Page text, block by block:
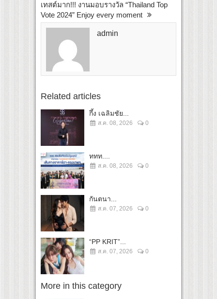
เทสต์มาก!!! งานมอบรางวัล “Thailand Top
Vote 2024” Enjoy every moment
admin
Related articles
กึ้ง เฉลิมชัย...
ส.ค. 08, 2026 0
ททท....
ส.ค. 08, 2026 0
กันตนา...
ส.ค. 07, 2026 0
“PP KRIT”...
ส.ค. 07, 2026 0
More in this category